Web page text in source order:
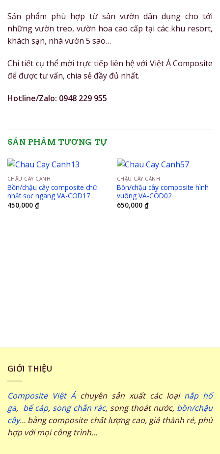
Sản phẩm phù hợp từ sân vườn dân dụng cho tới
những vườn treo, vườn hoa cao cấp tại các khu resort,
khách sạn, nhà vườn 5 sao…
Chi tiết cụ thể mời trực tiếp liên hệ với Việt Á Composite
để được tư vấn, chia sẻ đầy đủ nhất.
Hotline/Zalo: 0948 229 955
SẢN PHẨM TƯƠNG TỰ
CHẬU CÂY CẢNH
Bồn/chậu cây composite chữ
nhật sọc ngang VA-COD17
450,000 ₫
CHẬU CÂY CẢNH
Bồn/chậu cây composite hình
vuông VA-COD02
650,000 ₫
GIỚI THIỆU
Composite Việt Á chuyên sản xuất các loại nắp hố
ga, bể cáp, song chắn rác, song thoát nước, bồn/chậu
cây… bằng composite chất lượng cao, giá thành rẻ, phù
hợp với mọi công trình…